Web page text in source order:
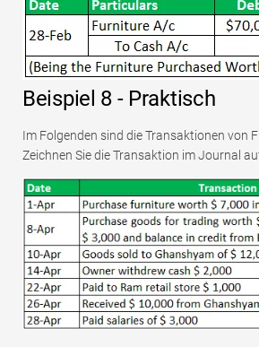
Beispiel 8 - Praktisch
Im Folgenden sind die Transaktionen von
Zeichnen Sie die Transaktion im Journal